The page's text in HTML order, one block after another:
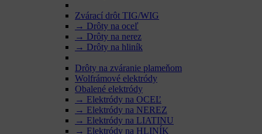
Zvárací drôt TIG/WIG
→ Drôty na oceľ
→ Drôty na nerez
→ Drôty na hliník
Drôty na zváranie plameňom
Wolfrámové elektródy
Obalené elektródy
→ Elektródy na OCEĽ
→ Elektródy na NEREZ
→ Elektródy na LIATINU
→ Elektródy na HLINÍK